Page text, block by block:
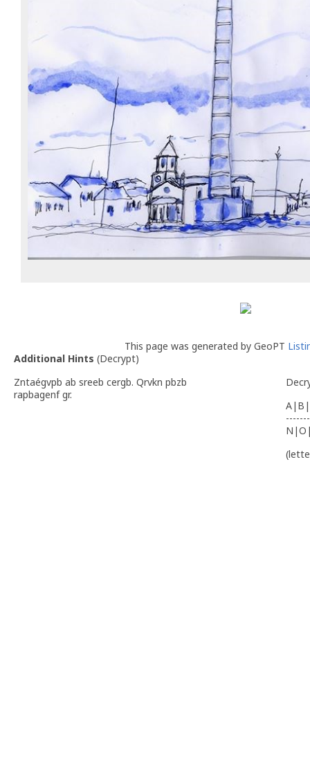
This page was generated by GeoPT
Additional Hints (Decrypt)
Zntaégvpb ab sreeb cergb. Qrvkn pbzb
rapbagenf gr.